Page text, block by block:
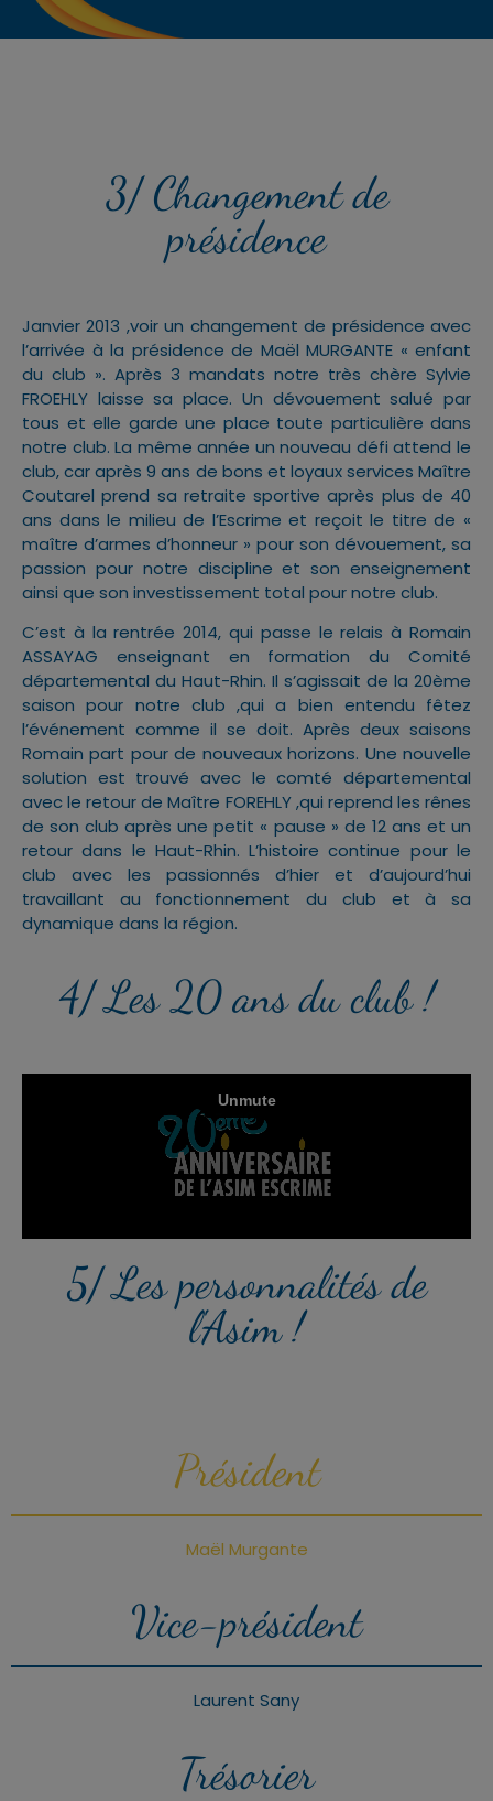
3/ Changement de
présidence
Janvier 2013 ,voir un changement de présidence avec
l’arrivée à la présidence de Maël MURGANTE « enfant
du club ». Après 3 mandats notre très chère Sylvie
FROEHLY laisse sa place. Un dévouement salué par
tous et elle garde une place toute particulière dans
notre club. La même année un nouveau défi attend le
club, car après 9 ans de bons et loyaux services Maître
Coutarel prend sa retraite sportive après plus de 40
ans dans le milieu de l’Escrime et reçoit le titre de «
maître d’armes d’honneur » pour son dévouement, sa
passion pour notre discipline et son enseignement
ainsi que son investissement total pour notre club.
C’est à la rentrée 2014, qui passe le relais à Romain
ASSAYAG enseignant en formation du Comité
départemental du Haut-Rhin. Il s’agissait de la 20ème
saison pour notre club ,qui a bien entendu fêtez
l’événement comme il se doit. Après deux saisons
Romain part pour de nouveaux horizons. Une nouvelle
solution est trouvé avec le comté départemental
avec le retour de Maître FOREHLY ,qui reprend les rênes
de son club après une petit « pause » de 12 ans et un
retour dans le Haut-Rhin. L’histoire continue pour le
club avec les passionnés d’hier et d’aujourd’hui
travaillant au fonctionnement du club et à sa
dynamique dans la région.
4/ Les 20 ans du club !
5/ Les personnalités de
l'Asim !
Président
Maël Murgante
Vice-président
Laurent Sany
Trésorier